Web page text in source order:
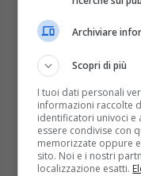
con alcuni degli
di Sanremo
v=QUX5o-MJi9U
Archiviare
Scopri di più
I tuoi dati personali
informazioni raccolte
identificatori univoci
essere condivise con
memorizzate oppure
sito. Noi e i nostri
localizzazione esatti.